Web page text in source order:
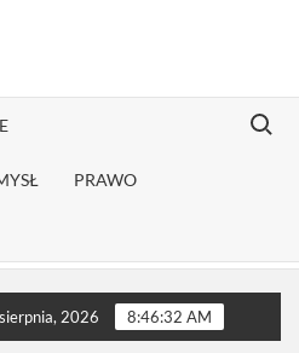
PRAWO
Search
Jak sprawdzić opinie firmy
2026 8:46:33 AM